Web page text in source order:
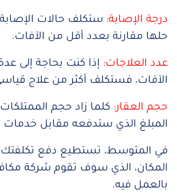
درجة الإصابة: ستكلف حالات
حلها مقارنة بعدد أقل من الآفات.
عدد العلاجات: إذا كنت بحاجة إلى
الآفات، فستكلف أكثر من علاج
حجم العقار: كلما زاد حجم
المبلغ الذي ستدفعه مقابل خدمات
في المتوسط​​، تستطيع دفع
المكان، الذي سوف تقوم شركة
بالعمل فيه.